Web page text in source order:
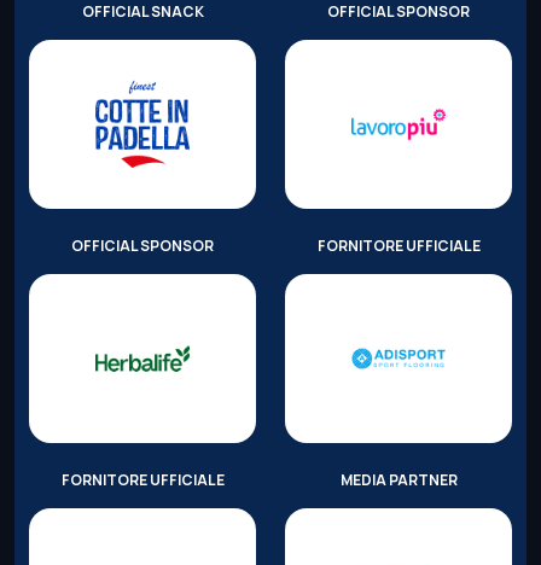
OFFICIAL SNACK OFFICIAL SPONSOR
OFFICIAL SPONSOR FORNITORE UFFICIALE
FORNITORE UFFICIALE MEDIA PARTNER